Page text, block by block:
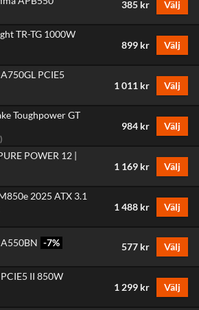
385 kr Välj
TR-TG 1000W
899 kr Välj
PCIE5
1 011 kr Välj
Toughpower GT
)
984 kr Välj
POWER 12 |
1 169 kr Välj
2025 ATX 3.1
1 488 kr Välj
-7% 577 kr Välj
II 850W
1 299 kr Välj